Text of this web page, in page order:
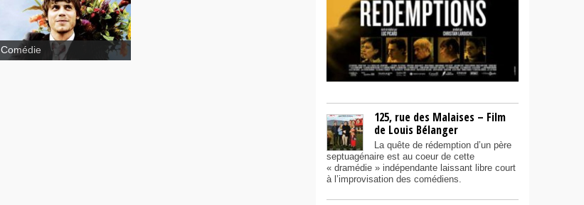
Comédie
125, rue des Malaises – Film
de Louis Bélanger
La quête de rédemption d’un père
septuagénaire est au coeur de cette
« dramédie » indépendante laissant libre court
à l’improvisation des comédiens.